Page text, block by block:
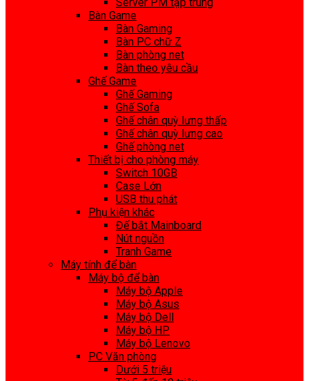
Bàn Game
Bàn Gaming
Bàn PC chữ Z
Bàn phòng net
Bàn theo yêu cầu
Ghế Game
Ghế Gaming
Ghế Sofa
Ghế chân quỳ lưng thấp
Ghế chân quỳ lưng cao
Ghế phòng net
Thiết bị cho phòng máy
Switch 10GB
Case Lớn
USB thu phát
Phụ kiện khác
Đế bắt Mainboard
Nút nguồn
Tranh Game
Máy tính để bàn
Máy bộ để bàn
Máy bộ Apple
Máy bộ Asus
Máy bộ Dell
Máy bộ HP
Máy bộ Lenovo
PC Văn phòng
Dưới 5 triệu